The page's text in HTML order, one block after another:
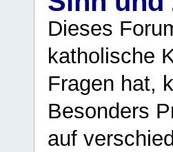
Dieses
katholische
Fragen hat,
Besonders
auf